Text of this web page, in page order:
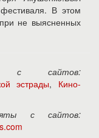
В этом
не выясненных
с сайтов:
эстрады, Кино-
с сайтов: